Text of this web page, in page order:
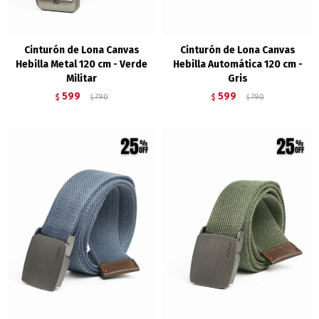
Cinturón de Lona Canvas
Hebilla Metal 120 cm - Verde
Militar
$ 599 $ 790
Cinturón de Lona Canvas
Hebilla Automática 120 cm -
Gris
$ 599 $ 790